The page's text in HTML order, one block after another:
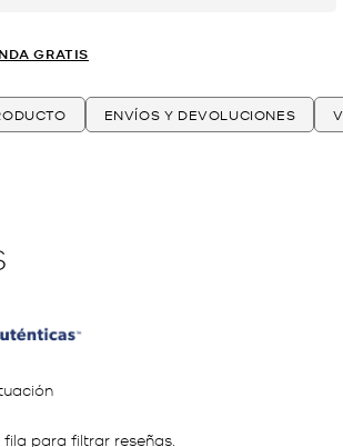
GRATIS
ENVÍOS Y DEVOLUCIONES